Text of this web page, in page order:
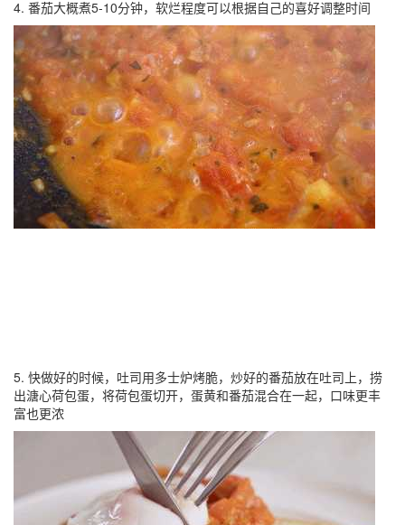
4. 番茄大概煮5-10分钟，软烂程度可以根据自己的喜好调整时间
5. 快做好的时候，吐司用多士炉烤脆，炒好的番茄放在吐司上，捞
出溏心荷包蛋，将荷包蛋切开，蛋黄和番茄混合在一起，口味更丰
富也更浓